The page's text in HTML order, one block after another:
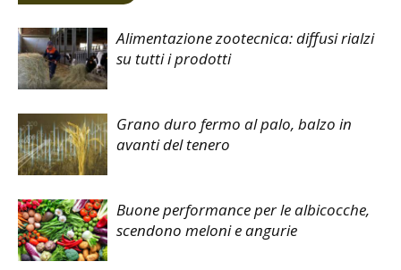
Alimentazione zootecnica: diffusi rialzi
su tutti i prodotti
Grano duro fermo al palo, balzo in
avanti del tenero
Buone performance per le albicocche,
scendono meloni e angurie